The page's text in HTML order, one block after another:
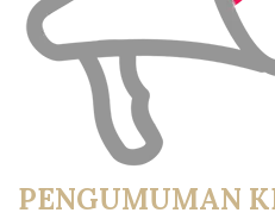
PENGUMUMAN